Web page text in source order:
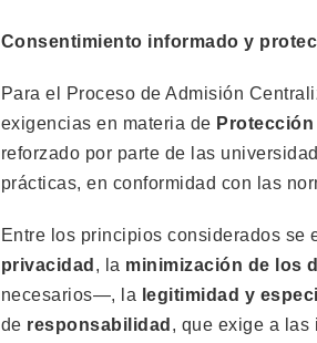
Consentimiento informado y
Para el Proceso de Admisión
exigencias en materia de
reforzado por parte de las
prácticas, en conformidad con las
Entre los principios considerados se
privacidad , la minimización de los
necesarios—, la legitimidad y
de responsabilidad , que exige a las